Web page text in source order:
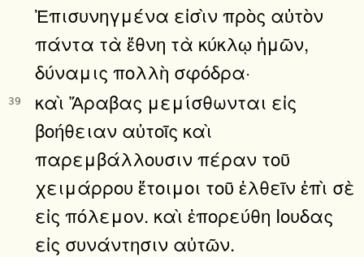
Ἐπισυνηγμένα εἰσὶν πρὸς αὐτὸν
πάντα τὰ ἔθνη τὰ κύκλῳ ἡμῶν,
δύναμις πολλὴ σφόδρα·
39
καὶ Ἄραβας μεμίσθωνται εἰς
βοήθειαν αὐτοῖς καὶ
παρεμβάλλουσιν πέραν τοῦ
χειμάρρου ἕτοιμοι τοῦ ἐλθεῖν ἐπὶ σὲ
εἰς πόλεμον. καὶ ἐπορεύθη Ιουδας
εἰς συνάντησιν αὐτῶν.